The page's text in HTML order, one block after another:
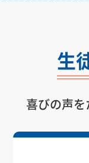
生
喜びの声を